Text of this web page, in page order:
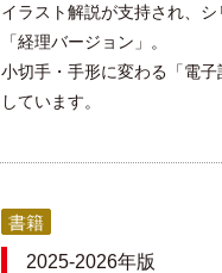
イラスト解説が支持され、
「経理バージョン」。
小切手・手形に変わる「電
しています。
書籍
2025-2026年版